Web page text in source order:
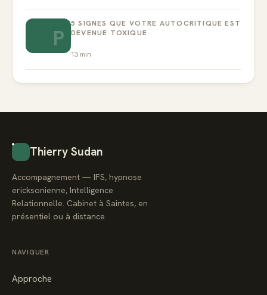
P
5 SIGNES QUE VOTRE AUTOCRITIQUE EST
DEVENUE TOXIQUE
13 min
Thierry Sudan
Accompagnement — IFS, hypnose
ericksonienne, Intelligence
Relationnelle. Cabinet à Saintes, en
présentiel ou à distance.
NAVIGUER
Approche